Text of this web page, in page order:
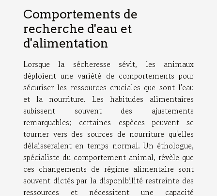
Comportements de
recherche d'eau et
d'alimentation
Lorsque la sécheresse sévit, les animaux
déploient une variété de comportements pour
sécuriser les ressources cruciales que sont l'eau
et la nourriture. Les habitudes alimentaires
subissent souvent des ajustements
remarquables; certaines espèces peuvent se
tourner vers des sources de nourriture qu'elles
délaisseraient en temps normal. Un éthologue,
spécialiste du comportement animal, révèle que
ces changements de régime alimentaire sont
souvent dictés par la disponibilité restreinte des
ressources et nécessitent une capacité